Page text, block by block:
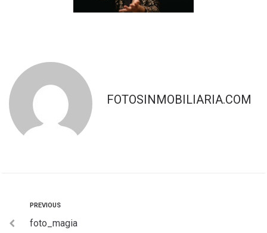
FOTOSINMOBILIARIA.COM
PREVIOUS
foto_magia